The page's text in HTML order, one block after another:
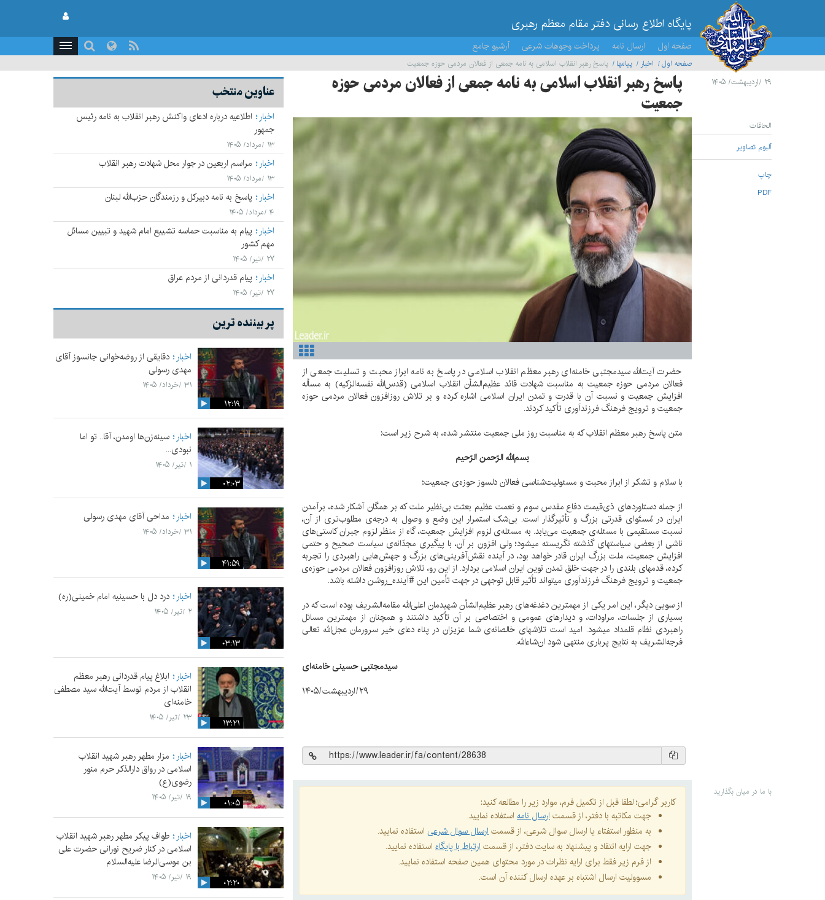
پایگاه اطلاع رسانی دفتر مقام معظم رهبری
صفحه اول ارسال نامه پرداخت وجوهات شرعی آرشیو جامع
صفحه اول اخبار پيامها
پاسخ رهبر انقلاب اسلامی به نامه جمعی از فعالان مردمی حوزه جمعیت
۲۹ /اردیبهشت/ ۱۴۰۵
پاسخ رهبر انقلاب اسلامی به نامه جمعی از فعالان مردمی حوزه
جمعیت
الحاقات
آلبوم تصاویر
چاپ
PDF
حضرت آیت‌الله سیدمجتبی خامنه‌ای رهبر معظم انقلاب اسلامی در پاسخ به نامه ابراز محبت و تسلیت جمعی از
فعالان مردمی حوزه جمعیت به مناسبت شهادت قائد عظیم‌الشأن انقلاب اسلامی (قدس‌الله نفسه‌الزکیه) به مسأله
افزایش جمعیت و نسبت آن با قدرت و تمدن ایران اسلامی اشاره کرده و بر تلاش روزافزون فعالان مردمی حوزه
جمعیت و ترویج فرهنگ فرزندآوری تأکید کردند.
متن پاسخ رهبر معظم انقلاب که به مناسبت روز ملی جمعیت منتشر شده، به شرح زیر است:
بسم‌اللهالرّحمنالرّحیم
با سلام و تشکر از ابراز محبت و مسئولیت‌شناسی فعالان دلسوز حوزه‌ی جمعیت؛
از جمله دستاوردهای ذی‌قیمت دفاع مقدس سوم و نعمت عظیم بعثت بی‌نظیر ملت که بر همگان آشکار شده، برآمدن
ایران در مُستَوای قدرتی بزرگ و تأثیرگذار است. بی‌شک استمرار این وضع و وصول به درجه‌ی مطلوب‌تری از آن،
نسبت مستقیمی با مسئله‌ی جمعیت می‌یابد. به مسئله‌ی لزوم افزایش جمعیت، گاه از منظر لزوم جبران کاستی‌های
ناشی از بعضی سیاستهای گذشته نگریسته میشود؛ ولی افزون بر آن، با پیگیری مجدّانه‌ی سیاست صحیح و حتمی
افزایش جمعیت، ملت بزرگ ایران قادر خواهد بود، در آینده نقش‌آفرینی‌های بزرگ و جهش‌هایی راهبردی را تجربه
کرده، قدمهای بلندی را در جهت خلق تمدن نوین ایران اسلامی بردارد. از این رو، تلاش روزافزون فعالان مردمی حوزه‌ی
جمعیت و ترویج فرهنگ فرزندآوری میتواند تأثیر قابل توجهی در جهت تأمین این #آینده‌_روشن داشته باشد.
از سویی دیگر، این امر یکی از مهمترین دغدغه‌های رهبر عظیم‌الشأن شهیدمان اعلی‌الله مقامه‌الشریف بوده است که در
بسیاری از جلسات، مراودات، و دیدارهای عمومی و اختصاصی بر آن تأکید داشتند و همچنان از مهمترین مسائل
راهبردی نظام قلمداد میشود. امید است تلاشهای خالصانه‌ی شما عزیزان در پناه دعای خیر سرورمان عجل‌الله تعالی
فرجه‌الشریف به نتایج پرباری منتهی شود ان‌شاءالله.
سیدمجتبیحسینیخامنه‌ای
با ما در میان بگذارید
کاربر گرامی؛ لطفا قبل از تکمیل فرم، موارد زیر را مطالعه کنید:
جهت مکاتبه با دفتر، از قسمتارسال نامهاستفاده نمایید.
به منظور استفتاء یا ارسال سوال شرعی، از قسمتارسال سوال شرعیاستفاده نمایید.
جهت ارایه انتقاد و پیشنهاد به سایت دفتر، از قسمتارتباط با پایگاهاستفاده نمایید.
از فرم زیر فقط برای ارایه نظرات در مورد محتوای همین صفحه استفاده نمایید.
مسوولیت ارسال اشتباه بر عهده ارسال کننده آن است.
عناوین منتخب
اخبار اطلاعیه درباره ادعای واکنش رهبر انقلاب به نامه رئیس
جمهور
۱۳ /مرداد/ ۱۴۰۵
اخبار مراسم اربعین در جوار محل شهادت رهبر انقلاب
۱۳ /مرداد/ ۱۴۰۵
اخبار پاسخ به نامه دبیرکل و رزمندگان حزب‌الله لبنان
۴ /مرداد/ ۱۴۰۵
اخبار پیام به مناسبت حماسه تشییع امام شهید و تبیین مسائل
مهم کشور
۲۷ /تیر/ ۱۴۰۵
اخبار پیام قدردانی از مردم عراق
۲۷ /تیر/ ۱۴۰۵
پر بیننده ترین
۱۲:۱۹
اخبار دقایقی از روضه‌خوانی جانسوز آقای
مهدی رسولی
۳۱ /خرداد/ ۱۴۰۵
۰۲:۰۳
اخبار سینه‌زن‌ها اومدن،‌ آقا.. تو اما
نبودی...
۱ /تیر/ ۱۴۰۵
۴۱:۵۹
اخبار مداحی آقای مهدی رسولی
۳۱ /خرداد/ ۱۴۰۵
۰۳:۱۳
اخبار درد دل با حسینیه امام خمینی(ره)
۲ /تیر/ ۱۴۰۵
۱۳:۲۱
اخبار ابلاغ پیام قدردانی رهبر معظم
انقلاب از مردم توسط آیت‌الله سید مصطفی
خامنه‌ای
۲۳ /تیر/ ۱۴۰۵
۰۱:۰۵
اخبار مزار مطهر رهبر شهید انقلاب
اسلامی در رواق دارالذکر حرم منور
رضوی(ع)
۱۹ /تیر/ ۱۴۰۵
۰۲:۲۰
اخبار طواف پیکر مطهر رهبر شهید انقلاب
اسلامی در کنار ضریح نورانی حضرت علی‌
بن موسی‌الرضا علیه‌السلام
۱۹ /تیر/ ۱۴۰۵